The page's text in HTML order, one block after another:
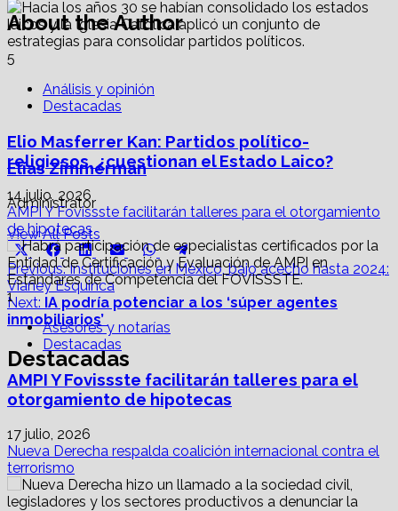
About the Author
Elías Zimmerman
Administrator
View All Posts
Share
on
X
(Twitter)
Share
on
Facebook
Share
on
LinkedIn
Share
on
EmailShare
on
WhatsApp
Share
on
Telegram
Post
navigation
Previous:Instituciones en México, bajo acecho hasta 2024:
Vianey Esquinca
Next: IA podría potenciar a los ‘súper agentes
inmobiliarios’
Destacadas
5
Análisis y opinión
Destacadas
Elio Masferrer Kan: Partidos político-
religiosos, ¿cuestionan el Estado Laico?
14 julio, 2026
AMPI Y Fovissste facilitarán talleres para el otorgamiento
de hipotecas
1
Asesores y notarías
Destacadas
AMPI Y Fovissste facilitarán talleres para el
otorgamiento de hipotecas
17 julio, 2026
Nueva Derecha respalda coalición internacional contra el
terrorismo